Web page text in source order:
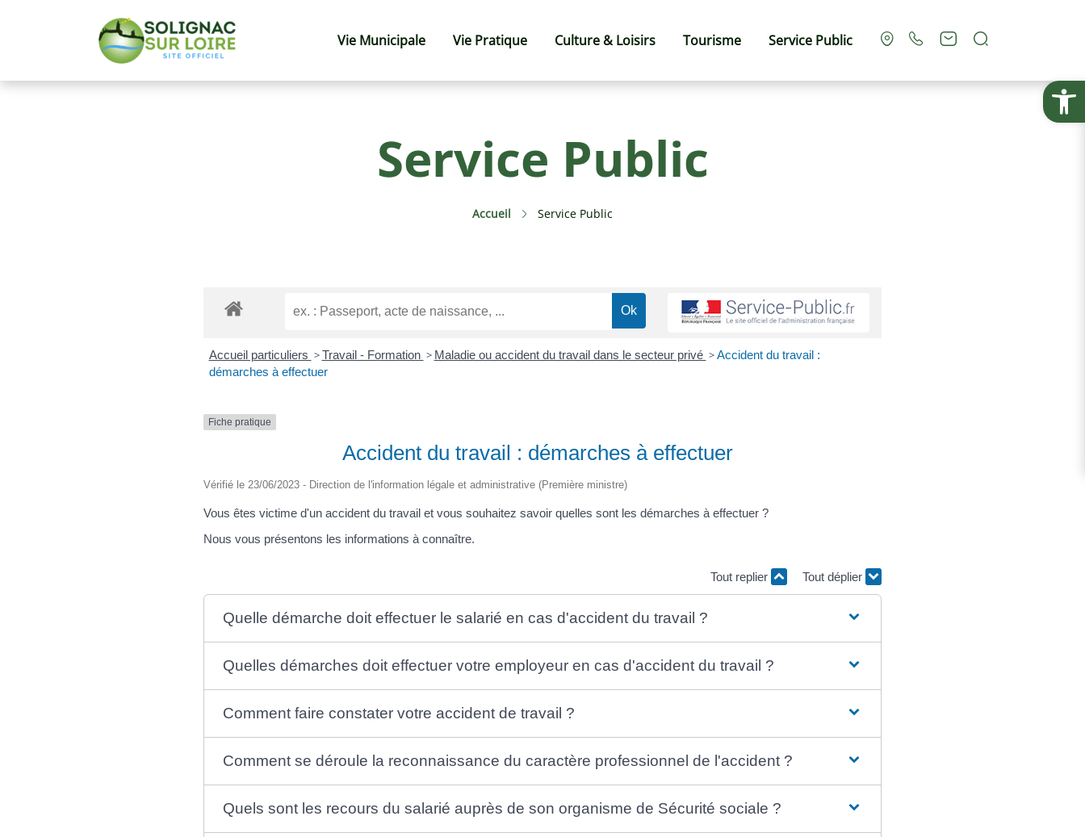
Ouvrir
Vie Municipale Vie Pratique Culture & Loisirs Tourisme Service Public
Service Public
Accueil Service Public
Accueil particuliers > Travail - Formation > Maladie ou accident du travail dans le secteur privé > Accident du travail :
démarches à effectuer
Fiche pratique
Accident du travail : démarches à effectuer
Vérifié le 23/06/2023 - Direction de l'information légale et administrative (Première ministre)
Vous êtes victime d'un accident du travail et vous souhaitez savoir quelles sont les démarches à effectuer ?
Nous vous présentons les informations à connaître.
Tout replier Tout déplier
Quelle démarche doit effectuer le salarié en cas d'accident du travail ?
Quelles démarches doit effectuer votre employeur en cas d'accident du travail ?
Comment faire constater votre accident de travail ?
Comment se déroule la reconnaissance du caractère professionnel de l'accident ?
Quels sont les recours du salarié auprès de son organisme de Sécurité sociale ?